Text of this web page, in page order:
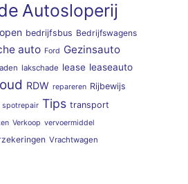
Autosloperij
bedrijfsbus Bedrijfswagens
auto Ford Gezinsauto
lakschade lease leaseauto
RDW repareren Rijbewijs
spotrepair Tips transport
Verkoop vervoermiddel
Vrachtwagen